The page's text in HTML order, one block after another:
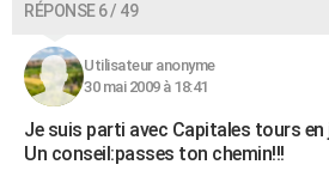
RÉPONSE 6 / 49
Utilisateur anonyme
30 mai 2009 à 18:41
Je suis parti avec Capitales tours en
Un conseil:passes ton chemin!!!